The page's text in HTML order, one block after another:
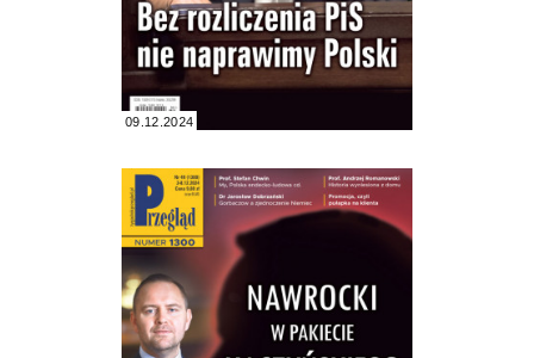
09.12.2024